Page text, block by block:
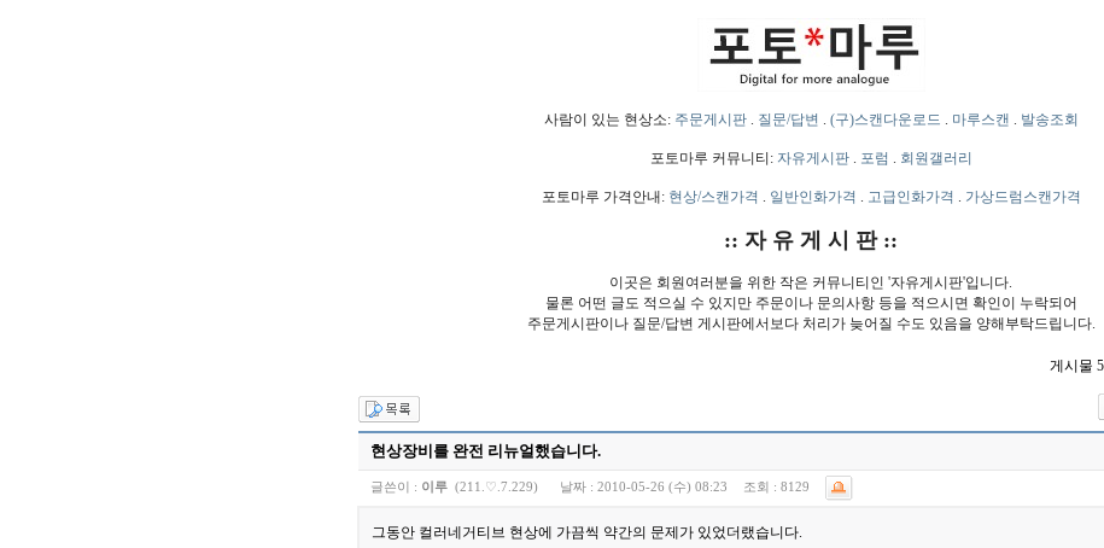
사람이 있는 현상소: 주문게시판. 질문/답변 . (구)스캔다운로드 . 마루스캔 . 발송조회
포토마루 커뮤니티: 자유게시판. 포럼 . 회원갤러리
포토마루 가격안내: 현상/스캔가격 . 일반인화가격 . 고급인화가격 . 가상드럼스캔가격
:: 자 유 게 시 판 ::
이곳은 회원여러분을 위한 작은 커뮤니티인 '자유게시판'입니다.
물론 어떤 글도 적으실 수 있지만 주문이나 문의사항 등을 적으시면 확인이 누락되어
주문게시판이나 질문/답변 게시판에서보다 처리가 늦어질 수도 있음을 양해부탁드립니다.
게시물
현상장비를 완전 리뉴얼했습니다.
글쓴이 : 이루 (211.♡.7.229) 날짜 : 2010-05-26 (수) 08:23 조회 : 8129
그동안 컬러네거티브 현상에 가끔씩 약간의 문제가 있었더랬습니다.